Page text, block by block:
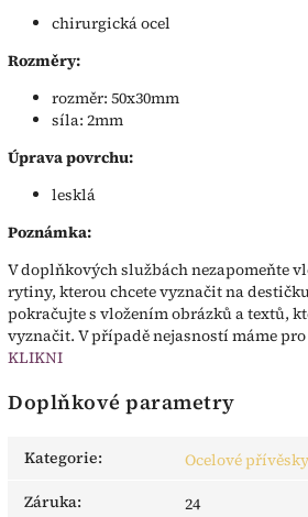
chirurgická ocel
Rozměry:
rozměr: 50x30mm
síla: 2mm
Úprava povrchu:
lesklá
Poznámka:
V doplňkových službách nezapomeňte
rytiny, kterou chcete vyznačit na
pokračujte s vložením obrázků a textů,
vyznačit. V případě nejasností máme
KLIKNI
Doplňkové parametry
Kategorie:
Ocelové
Záruka: 24